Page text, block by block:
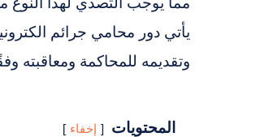
يأتي دور محامي جرائم
وتقديمه للمحاكمة ومعاقبته
المحتويات إخفاء